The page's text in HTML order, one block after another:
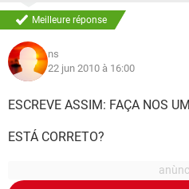
Meilleure réponse
ns
22 jun 2010 à 16:00
ESCREVE ASSIM: FAÇA NOS
ESTÁ CORRETO?